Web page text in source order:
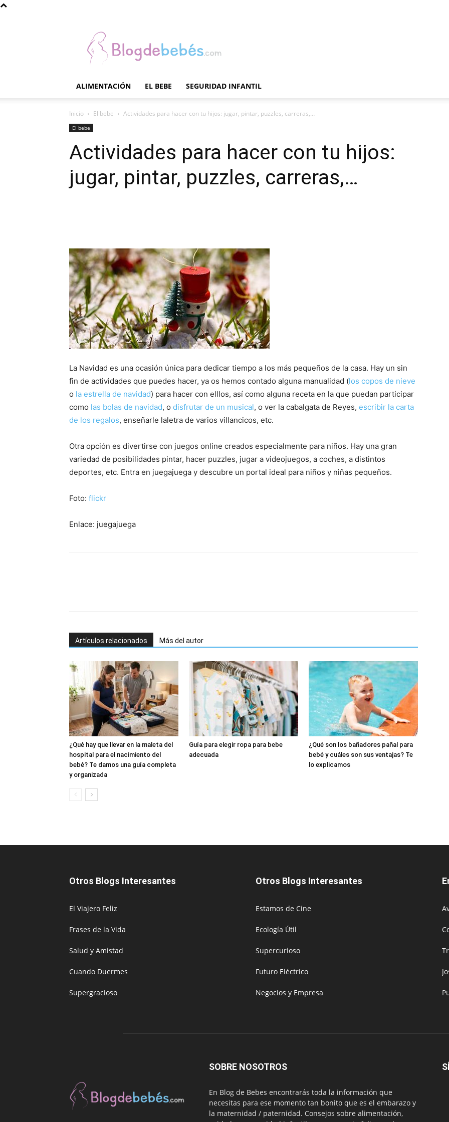
Bebés
ALIMENTACIÓN EL BEBE SEGURIDAD INFANTIL
Inicio El bebe Actividades para hacer con tu hijos: jugar, pintar, puzzles, carreras,…
El bebe
Actividades para hacer con tu hijos:
jugar, pintar, puzzles, carreras,…
La Navidad es una ocasión única para dedicar tiempo a los más pequeños de la casa. Hay un sin
fin de actividades que puedes hacer, ya os hemos contado alguna manualidad (los copos de nieve
o la estrella de navidad) para hacer con elllos, así como alguna receta en la que puedan participar
como las bolas de navidad, o disfrutar de un musical, o ver la cabalgata de Reyes, escribir la carta
de los regalos, enseñarle laletra de varios villancicos, etc.
Otra opción es divertirse con juegos online creados especialmente para niños. Hay una gran
variedad de posibilidades pintar, hacer puzzles, jugar a videojuegos, a coches, a distintos
deportes, etc. Entra en juegajuega y descubre un portal ideal para niños y niñas pequeños.
Foto: flickr
Enlace: juegajuega
Artículos relacionados Más del autor
¿Qué hay que llevar en la maleta del
hospital para el nacimiento del
bebé? Te damos una guía completa
y organizada
Guía para elegir ropa para bebe
adecuada
¿Qué son los bañadores pañal para
bebé y cuáles son sus ventajas? Te
lo explicamos
Otros Blogs Interesantes
El Viajero Feliz
Frases de la Vida
Salud y Amistad
Cuando Duermes
Supergracioso
Otros Blogs Interesantes
Estamos de Cine
Ecología Útil
Supercurioso
Futuro Eléctrico
Negocios y Empresa
SOBRE NOSOTROS
En Blog de Bebes encontrarás toda la información que
necesitas para ese momento tan bonito que es el embarazo y
la maternidad / paternidad. Consejos sobre alimentación,